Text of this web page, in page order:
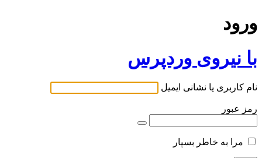
ورود
با نیروی وردپرس
نام کاربری یا نشانی ایمیل
رمز عبور
مرا به خاطر بسپار